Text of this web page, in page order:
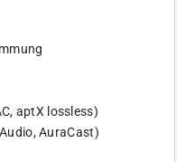
aptX lossless)
AuraCast)